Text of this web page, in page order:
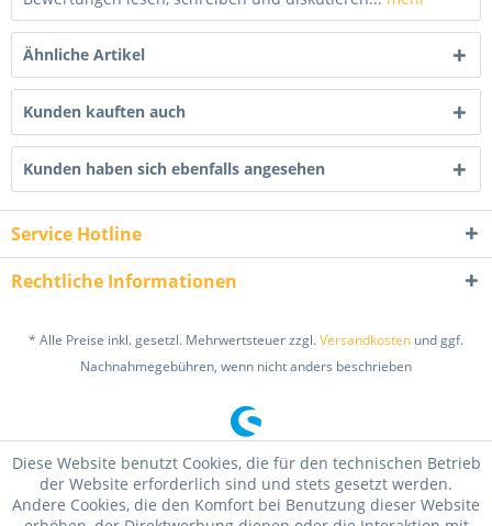
Ähnliche Artikel
Kunden kauften auch
Kunden haben sich ebenfalls angesehen
Service Hotline
Rechtliche Informationen
* Alle Preise inkl. gesetzl. Mehrwertsteuer zzgl.Versandkosten und ggf.
Nachnahmegebühren, wenn nicht anders beschrieben
Diese Website benutzt Cookies, die für den technischen Betrieb
der Website erforderlich sind und stets gesetzt werden.
Andere Cookies, die den Komfort bei Benutzung dieser Website